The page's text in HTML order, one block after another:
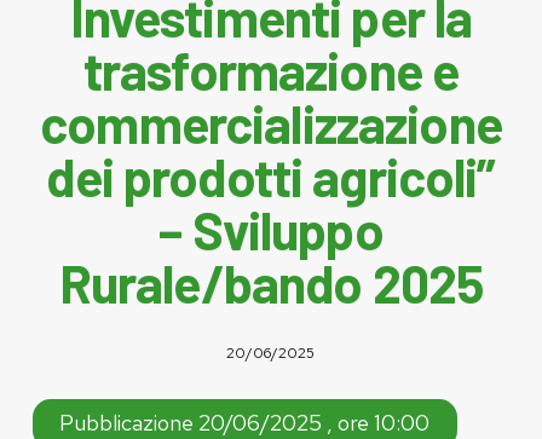
Investimenti per la
trasformazione e
commercializzazione
dei prodotti agricoli”
– Sviluppo
Rurale/bando 2025
20/06/2025
Pubblicazione 20/06/2025 , ore 10:00